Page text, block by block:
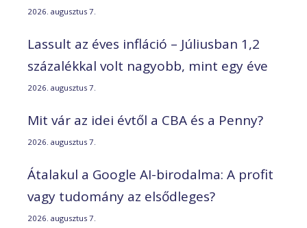
2026. augusztus 7.
Lassult az éves infláció – Júliusban 1,2
százalékkal volt nagyobb, mint egy éve
2026. augusztus 7.
Mit vár az idei évtől a CBA és a Penny?
2026. augusztus 7.
Átalakul a Google AI-birodalma: A profit
vagy tudomány az elsődleges?
2026. augusztus 7.